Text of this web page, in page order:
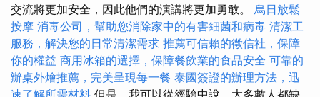
交流將更加安全，因此他們的演講將更加勇敢。 烏日放鬆
按摩 消毒公司，幫助您消除家中的有害細菌和病毒 清潔工
服務，解決您的日常清潔需求 推薦可信賴的徵信社，保障
你的權益 商用冰箱的選擇，保障餐飲業的食品安全 可靠的
辦桌外燴推薦，完美呈現每一餐 泰國簽證的辦理方法，迅
速了解所需材料 但是，我可以從經驗中說，大多數人都缺